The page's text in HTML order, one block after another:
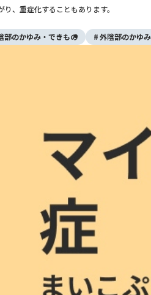
り、重症化することもあります。
部のかゆみ・できもの 外陰部のかゆ